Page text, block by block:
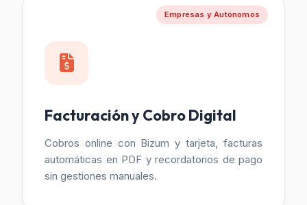
Empresas y Autónomos
Facturación y Cobro Digital
Cobros online con Bizum y tarjeta, facturas
automáticas en PDF y recordatorios de pago
sin gestiones manuales.